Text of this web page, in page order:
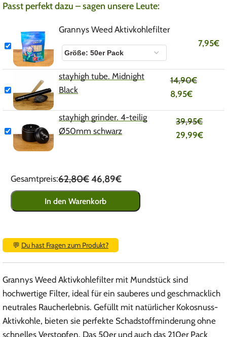
Passt perfekt dazu – sagen unsere Leute:
Grannys Weed Aktivkohlefilter
7,95€
stayhigh tube. Midnight
Black
14,90€
8,95€
stayhigh grinder. 4-teilig
Ø50mm schwarz
39,95€
29,99€
Gesamtpreis:62,80€46,89€
In den Warenkorb
💬 Du hast Fragen zum Produkt?
Grannys Weed Aktivkohlefilter mit Mundstück sind
hochwertige Filter, ideal für ein sauberes und geschmacklich
neutrales Raucherlebnis. Gefüllt mit natürlicher Kokosnuss-
Aktivkohle, bieten sie perfekte Schadstoffminderung ohne
schnelles Verstopfen. Das 50er und auch das 210er Pack